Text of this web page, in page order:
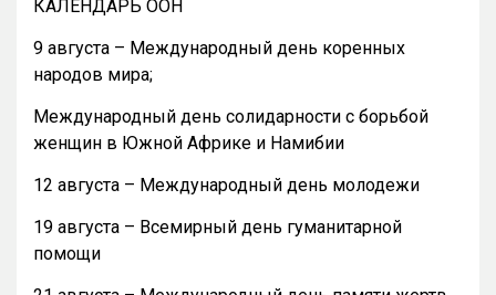
КАЛЕНДАРЬ ООН
9 августа – Международный день коренных
народов мира;
Международный день солидарности с борьбой
женщин в Южной Африке и Намибии
12 августа – Международный день молодежи
19 августа – Всемирный день гуманитарной
помощи